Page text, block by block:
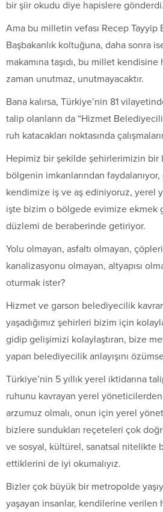
bir şiir okudu diye hapislere gönderdi.
Ama bu milletin vefası Recep Tayyip
Başbakanlık koltuğuna, daha sonra
makamına taşıdı, bu millet
zaman unutmaz, unutmayacaktır.
Bana kalırsa, Türkiye’nin 81
talip olanların da “Hizmet
ruh katacakları noktasında
Hepimiz bir şekilde şehirlerimizin bir
bölgenin imkanlarından
kendimize iş ve aş ediniyoruz, yerel
işte bizim o bölgede evimize ekmek
düzlemi de beraberinde getiriyor.
Yolu olmayan, asfaltı olmayan,
kanalizasyonu olmayan, altyapısı
oturmak ister?
Hizmet ve garson belediyecilik
yaşadığımız şehirleri bizim için
gidip gelişimizi kolaylaştıran, bize
yapan belediyecilik anlayışını
Türkiye’nin 5 yıllık yerel iktidarına
ruhunu kavrayan yerel
arzumuz olmalı, onun için yerel
bizlere sundukları reçeteleri çok
ve sosyal, kültürel, sanatsal nitelikte
ettiklerini de iyi okumalıyız.
Bizler çok büyük bir metropolde
yaşayan insanlar, kendilerine